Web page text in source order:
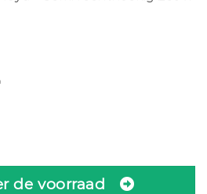
de voorraad